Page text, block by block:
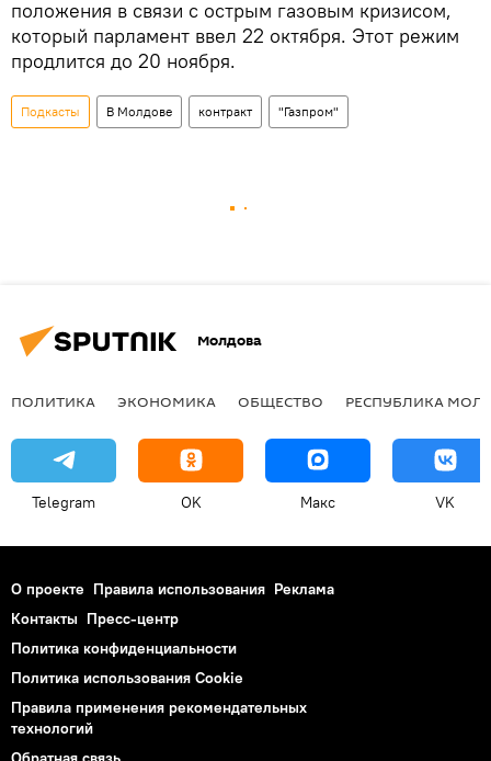
положения в связи с острым газовым кризисом,
который парламент ввел 22 октября. Этот режим
продлится до 20 ноября.
Подкасты В Молдове контракт "Газпром"
Молдова
ПОЛИТИКА ЭКОНОМИКА ОБЩЕСТВО РЕСПУБЛИКА
Telegram OK Макс VK
О проекте Правила использования Реклама
Контакты Пресс-центр
Политика конфиденциальности
Политика использования Cookie
Правила применения рекомендательных
технологий